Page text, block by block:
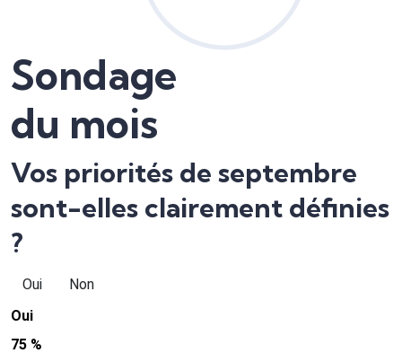
Sondage
du mois
Vos priorités de septembre
sont-elles clairement définies
?
Oui
Non
Oui
75 %